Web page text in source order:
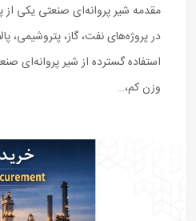
مقدمه شیر پروانه‌ای صنعتی یکی از
در پروژه‌های نفت، گاز، پتروشیمی،
استفاده گسترده از شیر پروانه‌ای
وزن کم،…